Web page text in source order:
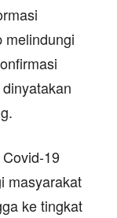
melindungi
19
masyarakat
ke tingkat